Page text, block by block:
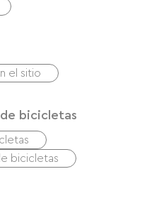
el sitio
bicicletas
bicicletas